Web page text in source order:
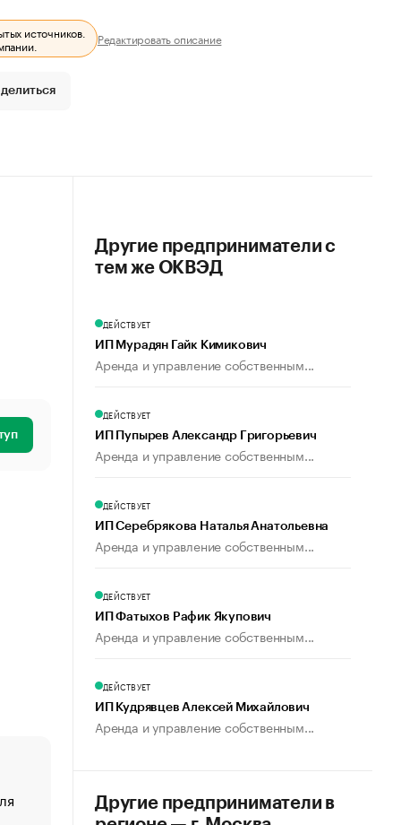
источников.
Редактировать описание
«От спорта тело стареет иначе». Как живет глава
создавшей GTA
Другие предприниматели с
тем же ОКВЭД
ДЕЙСТВУЕТ
ИП Мурадян Гайк Кимикович
Аренда и управление собственным...
ДЕЙСТВУЕТ
ИП Пупырев Александр Григорьевич
Аренда и управление собственным...
ДЕЙСТВУЕТ
ИП Серебрякова Наталья Анатольевна
Аренда и управление собственным...
ДЕЙСТВУЕТ
ИП Фатыхов Рафик Якупович
Аренда и управление собственным...
ДЕЙСТВУЕТ
ИП Кудрявцев Алексей Михайлович
Аренда и управление собственным...
Другие предприниматели в